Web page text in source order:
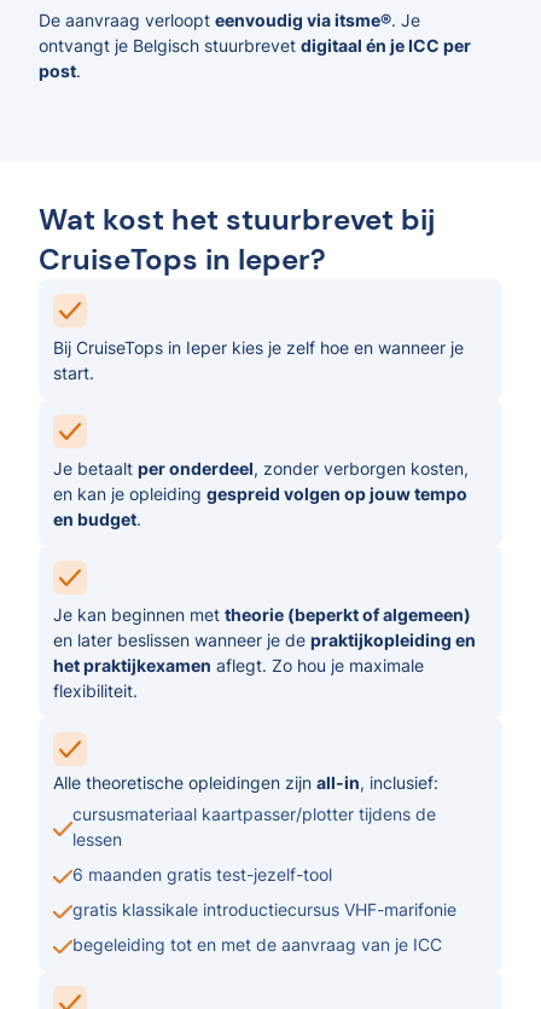
De aanvraag verloopt eenvoudig via itsme®. Je
ontvangt je Belgisch stuurbrevet digitaal én je ICC per
post.
Wat kost het stuurbrevet bij
CruiseTops in Ieper?
Bij CruiseTops in Ieper kies je zelf hoe en wanneer je
start.
Je betaalt per onderdeel, zonder verborgen kosten,
en kan je opleiding gespreid volgen op jouw tempo
en budget.
Je kan beginnen met theorie (beperkt of algemeen)
en later beslissen wanneer je de praktijkopleiding en
het praktijkexamen aflegt. Zo hou je maximale
flexibiliteit.
Alle theoretische opleidingen zijn all-in, inclusief:
cursusmateriaal kaartpasser/plotter tijdens de
lessen
6 maanden gratis test-jezelf-tool
gratis klassikale introductiecursus VHF-marifonie
begeleiding tot en met de aanvraag van je ICC